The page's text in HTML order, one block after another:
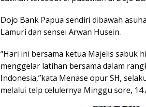
Dojo Bank Papua sendiri dibawah
Lamuri dan sensei Arwan Husein.
“Hari ini bersama ketua Majelis sabuk
menggelar latihan bersama dalam
Indonesia,”kata Menase opur SH,
melalui telp celulernya Minggu sore, 14